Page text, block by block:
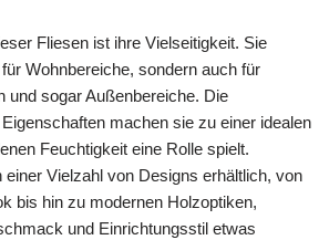
Fliesen ist ihre Vielseitigkeit. Sie
Wohnbereiche, sondern auch für
und sogar Außenbereiche. Die
machen sie zu einer idealen
Feuchtigkeit eine Rolle spielt.
Vielzahl von Designs erhältlich, von
bis hin zu modernen Holzoptiken,
und Einrichtungsstil etwas